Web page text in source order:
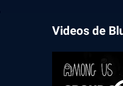
Videos de